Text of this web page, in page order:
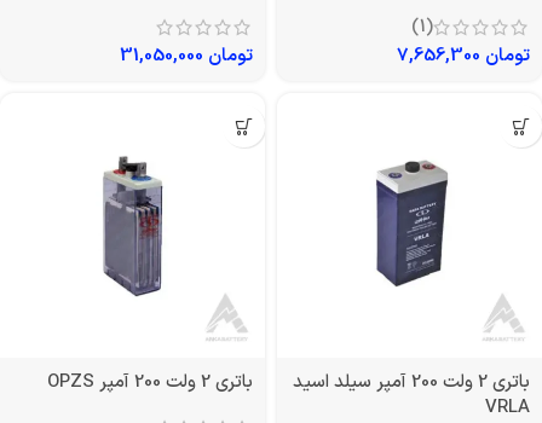
(1)
تومان
تومان
باتری 2 ولت 200 آمپر سیلد اسید
VRLA
باتری 2 ولت 200 آمپر OPZS